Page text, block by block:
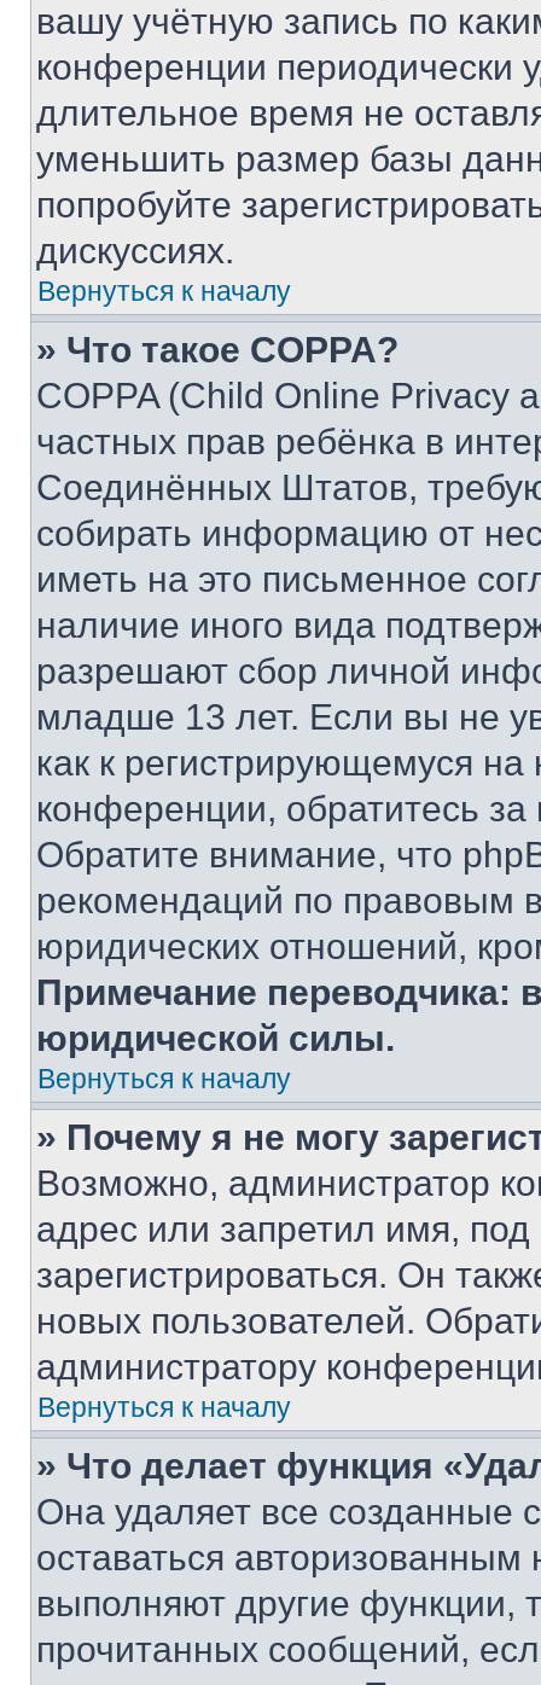
вашу учётную запись по
конференции периодически
длительное время не
уменьшить размер базы
попробуйте
дискуссиях.
Вернуться к началу
» Что такое COPPA?
COPPA (Child Online Privacy
частных прав ребёнка в
Соединённых Штатов,
собирать информацию от
иметь на это письменное
наличие иного вида
разрешают сбор личной
младше 13 лет. Если вы не
как к регистрирующемуся
конференции, обратитесь
Обратите внимание, что
рекомендаций по правовым
юридических отношений,
Примечание переводчика:
юридической силы.
Вернуться к началу
» Почему я не могу
Возможно, администратор
адрес или запретил имя,
зарегистрироваться. Он
новых пользователей.
администратору
Вернуться к началу
» Что делает функция
Она удаляет все созданные
оставаться
выполняют другие функции,
прочитанных сообщений,